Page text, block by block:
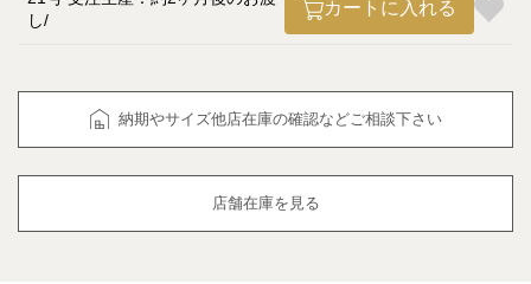
し
カートに入れる
納期やサイズ他店在庫の確認などご相談下さい
店舗在庫を見る